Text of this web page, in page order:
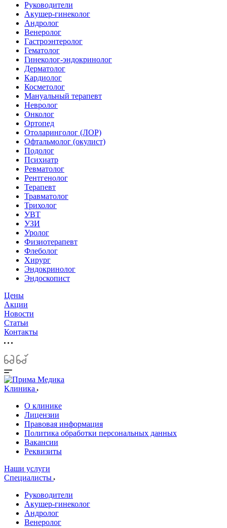
Руководители
Акушер-гинеколог
Андролог
Венеролог
Гастроэнтеролог
Гематолог
Гинеколог-эндокринолог
Дерматолог
Кардиолог
Косметолог
Мануальный терапевт
Невролог
Онколог
Ортопед
Отоларинголог (ЛОР)
Офтальмолог (окулист)
Подолог
Психиатр
Ревматолог
Рентгенолог
Терапевт
Травматолог
Трихолог
УВТ
УЗИ
Уролог
Физиотерапевт
Флеболог
Хирург
Эндокринолог
Эндоскопист
Цены
Акции
Новости
Статьи
Контакты
Клиника
О клинике
Лицензии
Правовая информация
Политика обработки персональных данных
Вакансии
Реквизиты
Наши услуги
Специалисты
Руководители
Акушер-гинеколог
Андролог
Венеролог